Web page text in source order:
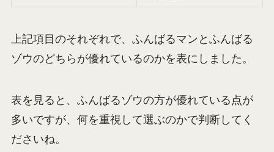
上記項目のそれぞれで、ふんばるマンとふんばる
ゾウのどちらが優れているのかを表にしました。
表を見ると、ふんばるゾウの方が優れている点が
多いですが、何を重視して選ぶのかで判断してく
ださいね。